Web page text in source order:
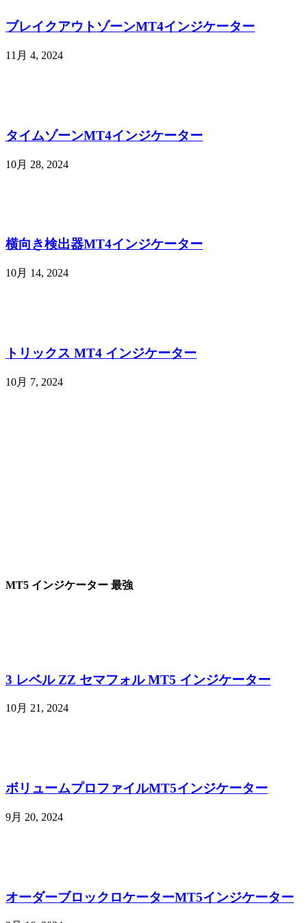
ブレイクアウトゾーンMT4インジケーター
11月 4, 2024
タイムゾーンMT4インジケーター
10月 28, 2024
横向き検出器MT4インジケーター
10月 14, 2024
トリックス MT4 インジケーター
10月 7, 2024
MT5 インジケーター 最強
3 レベル ZZ セマフォル MT5 インジケーター
10月 21, 2024
ボリュームプロファイルMT5インジケーター
9月 20, 2024
オーダーブロックロケーターMT5インジケーター